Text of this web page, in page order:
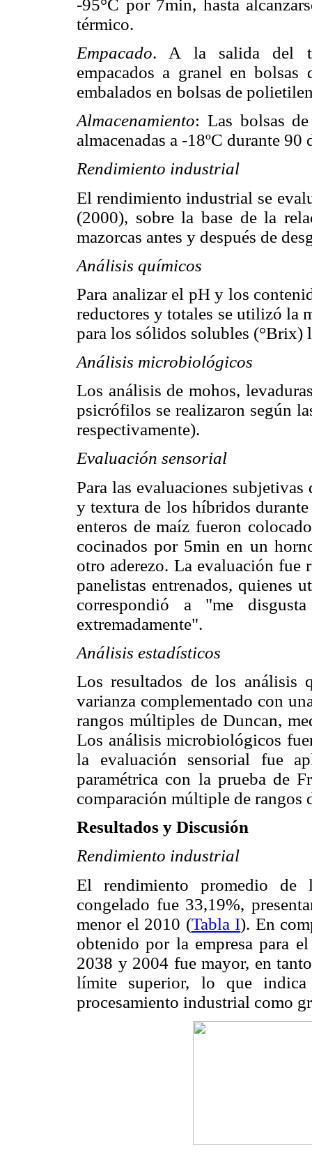
-95°C por 7min, hasta
térmico.
Empacado. A la salida del
empacados a granel en
embalados en bolsas de
Almacenamiento: Las bolsas
almacenadas a -18ºC durante 90
Rendimiento industrial
El rendimiento industrial se
(2000), sobre la base de la
mazorcas antes y después de
Análisis químicos
Para analizar el pH y los
reductores y totales se utilizó la
para los sólidos solubles
Análisis microbiológicos
Los análisis de mohos,
psicrófilos se realizaron según
respectivamente).
Evaluación sensorial
Para las evaluaciones
y textura de los híbridos
enteros de maíz fueron
cocinados por 5min en un
otro aderezo. La evaluación fue
panelistas entrenados, quienes
correspondió a "me
extremadamente".
Análisis estadísticos
Los resultados de los análisis
varianza complementado con
rangos múltiples de Duncan,
Los análisis microbiológicos
la evaluación sensorial fue
paramétrica con la prueba de
comparación múltiple de rangos
Resultados y Discusión
Rendimiento industrial
El rendimiento promedio de
congelado fue 33,19%,
menor el 2010 (Tabla I). En
obtenido por la empresa para
2038 y 2004 fue mayor, en
límite superior, lo que
procesamiento industrial como